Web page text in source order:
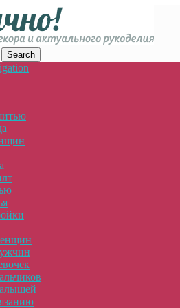
вязании, шитье и других видах